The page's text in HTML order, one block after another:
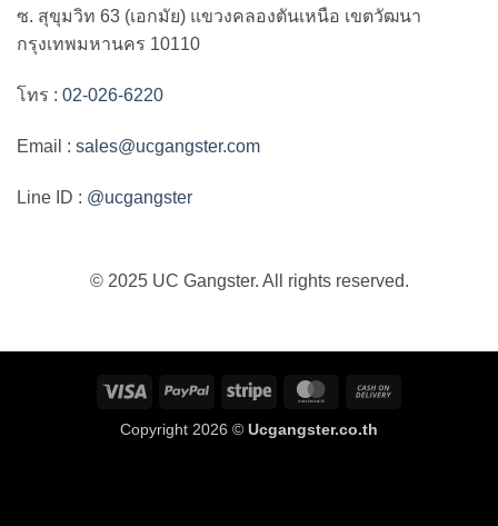
ซ. สุขุมวิท 63 (เอกมัย) แขวงคลองตันเหนือ เขตวัฒนา
กรุงเทพมหานคร 10110
โทร : 02-026-6220
Email : sales@ucgangster.com
Line ID : @ucgangster
© 2025 UC Gangster. All rights reserved.
Visa PayPal Stripe MasterCard
Copyright 2026 © Ucgangster.co.th